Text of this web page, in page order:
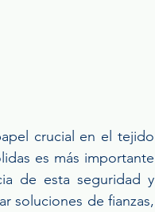
crucial en el tejido
es más importante
de esta seguridad y
soluciones de fianzas,